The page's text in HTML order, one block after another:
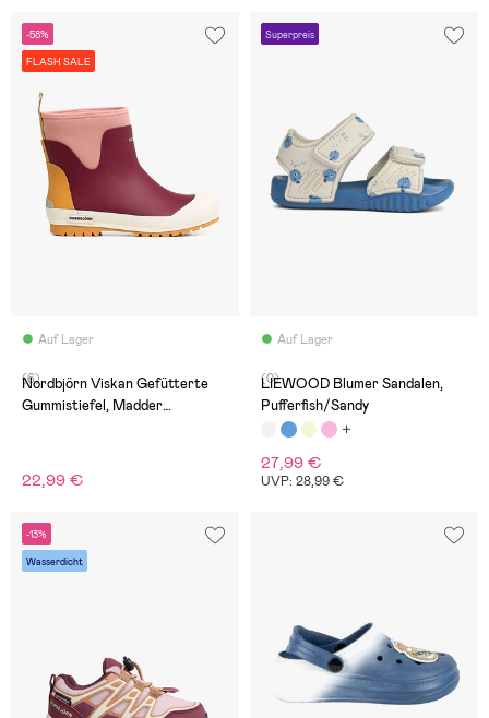
-58%
FLASH SALE
Auf Lager
(6)
Nordbjörn Viskan Gefütterte
Gummistiefel, Madder
22,99 €
Superpreis
Auf Lager
(0)
LIEWOOD Blumer Sandalen,
Pufferfish/Sandy
27,99 €
UVP: 28,99 €
-13%
Wasserdicht